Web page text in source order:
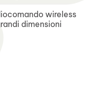
wireless
dimensioni